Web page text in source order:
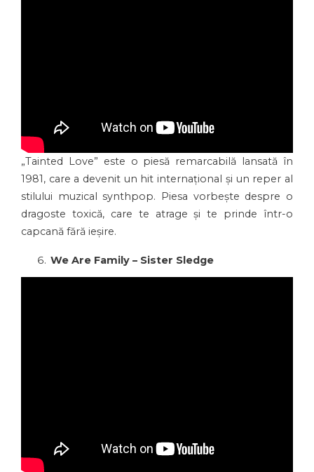
„Tainted Love” este o piesă remarcabilă lansată în
1981, care a devenit un hit internațional și un reper al
stilului muzical synthpop. Piesa vorbește despre o
dragoste toxică, care te atrage și te prinde într-o
capcană fără ieșire.
We Are Family – Sister Sledge